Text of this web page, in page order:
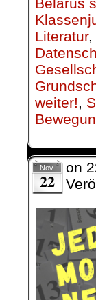
Literatur,
weiter!,
Nov.
22
on